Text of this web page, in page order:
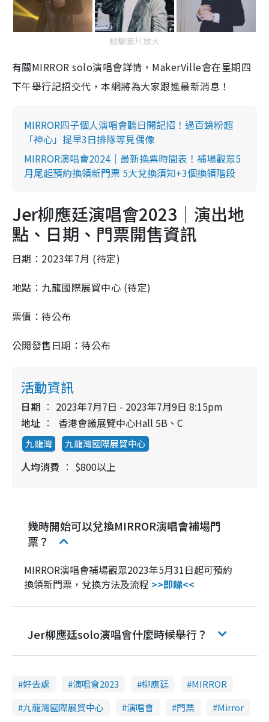
點擊圖片放大
有關MIRROR solo演唱會詳情，MakerVille會在星期四
下午舉行記招交代，本網將為大家跟進最新消息！
MIRROR四子個人演唱會聽日開記招！過百鏡粉超
「神心」提早3日排隊等見偶像
MIRROR演唱會2024｜最新換票時間表！補場觀眾5
月尾起預約換領新門票 5大兌換須知+3個換領階段
Jer柳應廷演唱會2023｜演出地
點、日期、門票開售資訊
日期：2023年7月 (待定)
地點：九龍國際展貿中心 (待定)
票價：待公布
公開發售日期：待公布
活動資訊
日期
2023年7月7日 - 2023年7月9日 8:15pm
地址
香港會議展覽中心Hall 5B、C
九龍灣 九龍灣國際展貿中心
人均消費 $800以上
幾時開始可以兌換MIRROR演唱會補場門
票？
MIRROR演唱會補場觀眾2023年5月31日起可預約
換領新門票，兌換方法及流程 >>即睇<<
Jer柳應廷solo演唱會什麼時候舉行？
好去處 演唱會2023 柳應廷
MIRROR
九龍灣國際展貿中心
演唱會 門票 Mirror